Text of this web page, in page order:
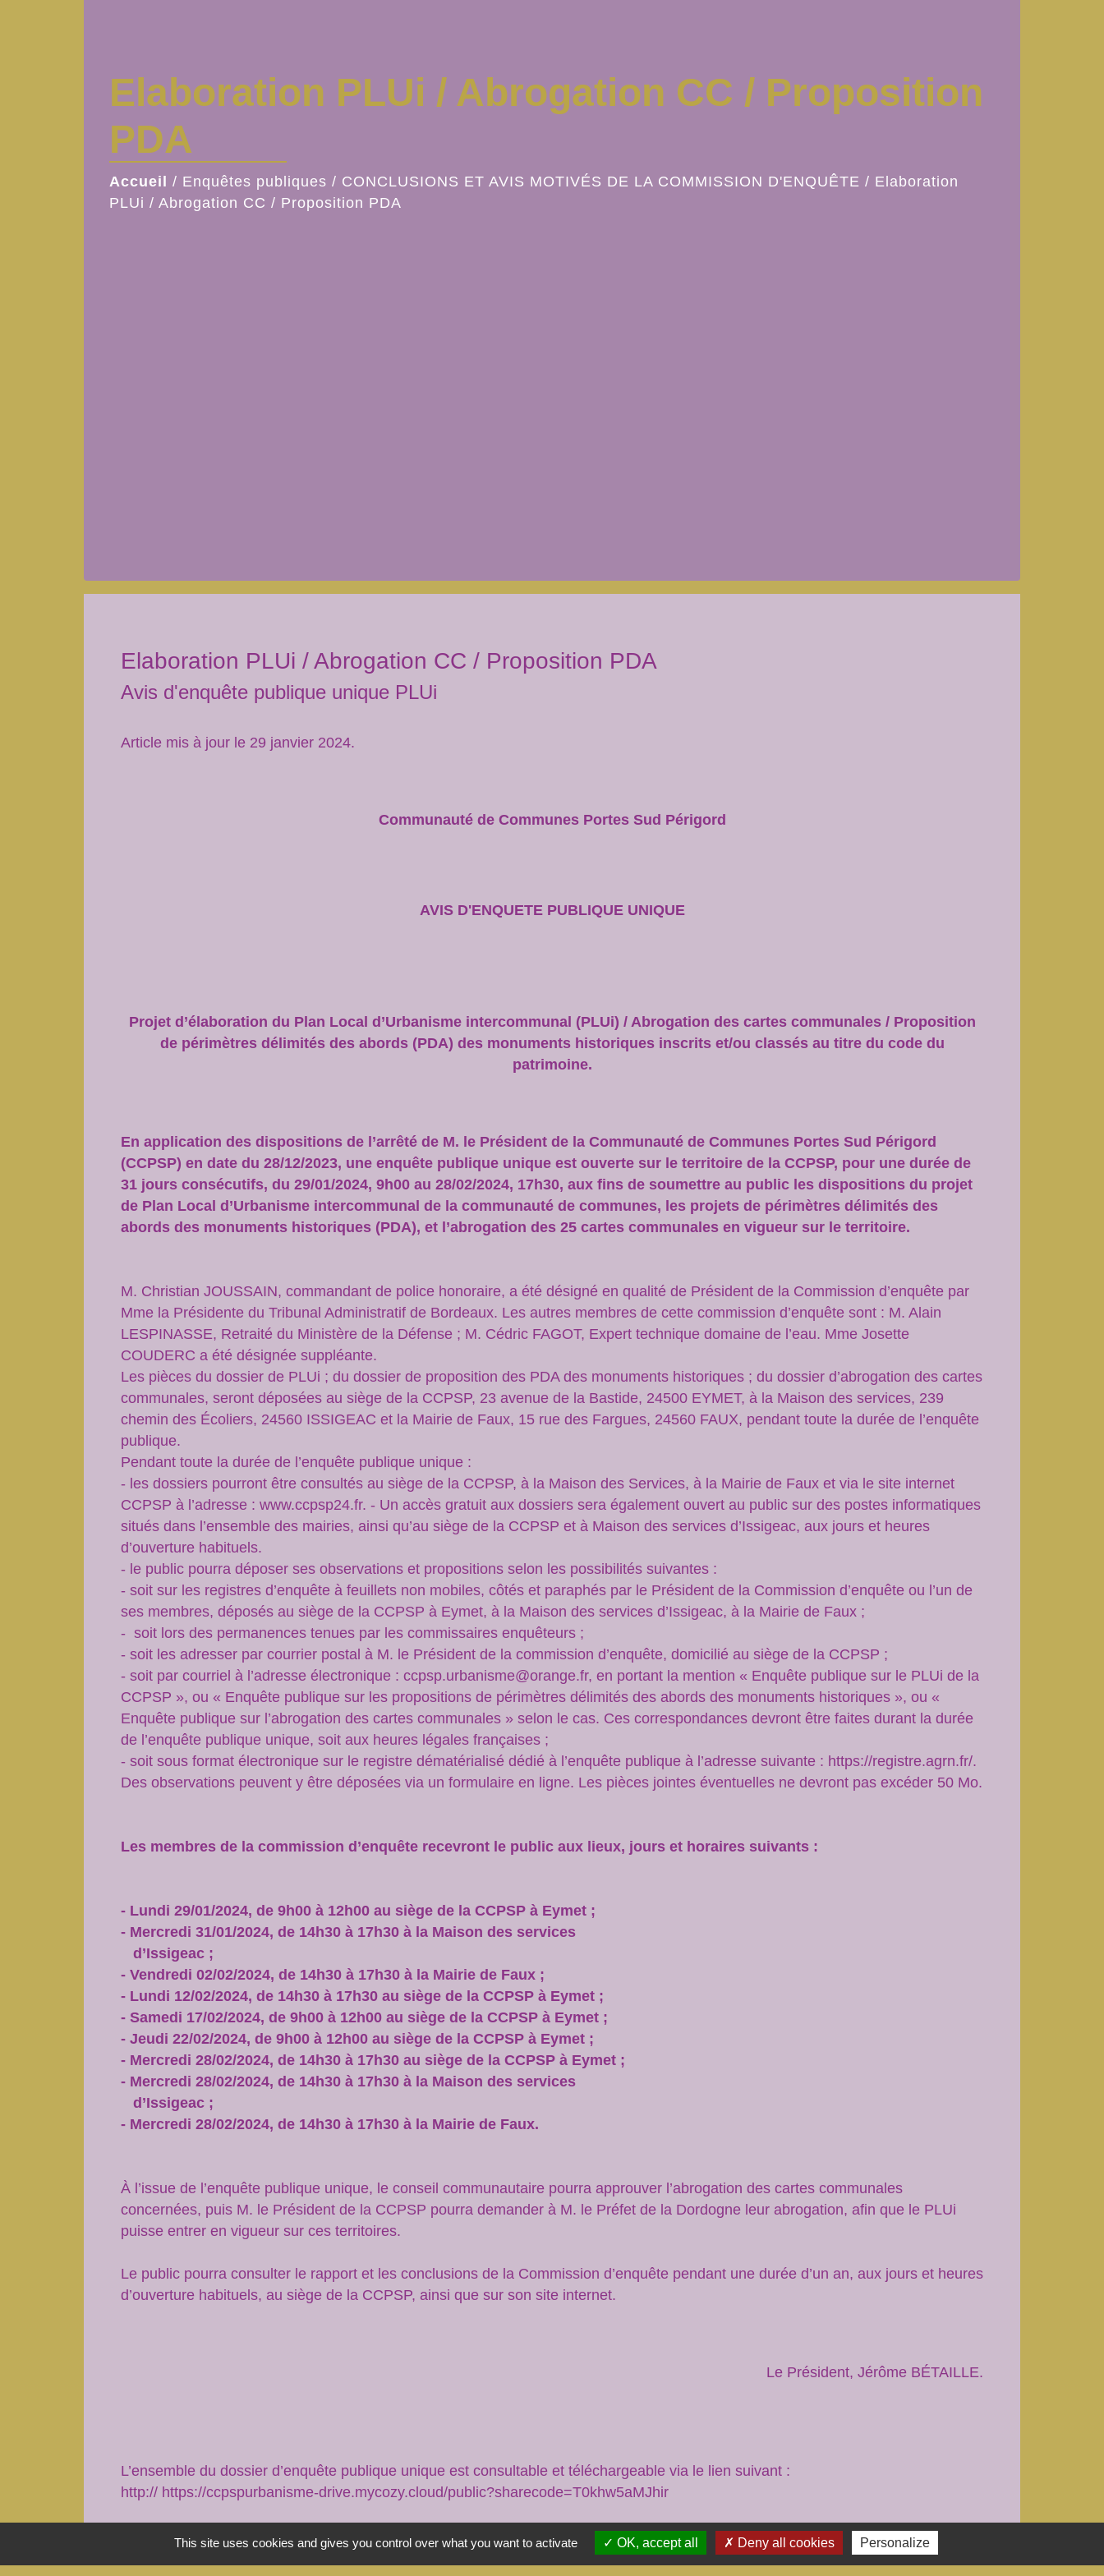
Elaboration PLUi / Abrogation CC / Proposition
PDA
Accueil / Enquêtes publiques / CONCLUSIONS ET AVIS MOTIVÉS DE LA COMMISSION D'ENQUÊTE / Elaboration
PLUi / Abrogation CC / Proposition PDA
Elaboration PLUi / Abrogation CC / Proposition PDA
Avis d'enquête publique unique PLUi
Article mis à jour le 29 janvier 2024.
Communauté de Communes Portes Sud Périgord
AVIS D'ENQUETE PUBLIQUE UNIQUE
Projet d’élaboration du Plan Local d’Urbanisme intercommunal (PLUi) / Abrogation des cartes communales / Proposition
de périmètres délimités des abords (PDA) des monuments historiques inscrits et/ou classés au titre du code du
patrimoine.
En application des dispositions de l’arrêté de M. le Président de la Communauté de Communes Portes Sud Périgord
(CCPSP) en date du 28/12/2023, une enquête publique unique est ouverte sur le territoire de la CCPSP, pour une durée de
31 jours consécutifs, du 29/01/2024, 9h00 au 28/02/2024, 17h30, aux fins de soumettre au public les dispositions du projet
de Plan Local d’Urbanisme intercommunal de la communauté de communes, les projets de périmètres délimités des
abords des monuments historiques (PDA), et l’abrogation des 25 cartes communales en vigueur sur le territoire.
M. Christian JOUSSAIN, commandant de police honoraire, a été désigné en qualité de Président de la Commission d’enquête par
Mme la Présidente du Tribunal Administratif de Bordeaux. Les autres membres de cette commission d’enquête sont : M. Alain
LESPINASSE, Retraité du Ministère de la Défense ; M. Cédric FAGOT, Expert technique domaine de l’eau. Mme Josette
COUDERC a été désignée suppléante.
Les pièces du dossier de PLUi ; du dossier de proposition des PDA des monuments historiques ; du dossier d’abrogation des cartes
communales, seront déposées au siège de la CCPSP, 23 avenue de la Bastide, 24500 EYMET, à la Maison des services, 239
chemin des Écoliers, 24560 ISSIGEAC et la Mairie de Faux, 15 rue des Fargues, 24560 FAUX, pendant toute la durée de l’enquête
publique.
Pendant toute la durée de l’enquête publique unique :
- les dossiers pourront être consultés au siège de la CCPSP, à la Maison des Services, à la Mairie de Faux et via le site internet
CCPSP à l’adresse : www.ccpsp24.fr. - Un accès gratuit aux dossiers sera également ouvert au public sur des postes informatiques
situés dans l’ensemble des mairies, ainsi qu’au siège de la CCPSP et à Maison des services d’Issigeac, aux jours et heures
d’ouverture habituels.
- le public pourra déposer ses observations et propositions selon les possibilités suivantes :
- soit sur les registres d’enquête à feuillets non mobiles, côtés et paraphés par le Président de la Commission d’enquête ou l’un de
ses membres, déposés au siège de la CCPSP à Eymet, à la Maison des services d’Issigeac, à la Mairie de Faux ;
- soit lors des permanences tenues par les commissaires enquêteurs ;
- soit les adresser par courrier postal à M. le Président de la commission d’enquête, domicilié au siège de la CCPSP ;
- soit par courriel à l’adresse électronique : ccpsp.urbanisme@orange.fr, en portant la mention « Enquête publique sur le PLUi de la
CCPSP », ou « Enquête publique sur les propositions de périmètres délimités des abords des monuments historiques », ou «
Enquête publique sur l’abrogation des cartes communales » selon le cas. Ces correspondances devront être faites durant la durée
de l’enquête publique unique, soit aux heures légales françaises ;
- soit sous format électronique sur le registre dématérialisé dédié à l’enquête publique à l’adresse suivante : https://registre.agrn.fr/.
Des observations peuvent y être déposées via un formulaire en ligne. Les pièces jointes éventuelles ne devront pas excéder 50 Mo.
Les membres de la commission d’enquête recevront le public aux lieux, jours et horaires suivants :
- Lundi 29/01/2024, de 9h00 à 12h00 au siège de la CCPSP à Eymet ;
- Mercredi 31/01/2024, de 14h30 à 17h30 à la Maison des services
d’Issigeac ;
- Vendredi 02/02/2024, de 14h30 à 17h30 à la Mairie de Faux ;
- Lundi 12/02/2024, de 14h30 à 17h30 au siège de la CCPSP à Eymet ;
- Samedi 17/02/2024, de 9h00 à 12h00 au siège de la CCPSP à Eymet ;
- Jeudi 22/02/2024, de 9h00 à 12h00 au siège de la CCPSP à Eymet ;
- Mercredi 28/02/2024, de 14h30 à 17h30 au siège de la CCPSP à Eymet ;
- Mercredi 28/02/2024, de 14h30 à 17h30 à la Maison des services
d’Issigeac ;
- Mercredi 28/02/2024, de 14h30 à 17h30 à la Mairie de Faux.
À l’issue de l’enquête publique unique, le conseil communautaire pourra approuver l’abrogation des cartes communales
concernées, puis M. le Président de la CCPSP pourra demander à M. le Préfet de la Dordogne leur abrogation, afin que le PLUi
puisse entrer en vigueur sur ces territoires.
Le public pourra consulter le rapport et les conclusions de la Commission d’enquête pendant une durée d’un an, aux jours et heures
d’ouverture habituels, au siège de la CCPSP, ainsi que sur son site internet.
Le Président, Jérôme BÉTAILLE.
L’ensemble du dossier d’enquête publique unique est consultable et téléchargeable via le lien suivant :
http:// https://ccpspurbanisme-drive.mycozy.cloud/public?sharecode=T0khw5aMJhir
Il est également disponible via la plateforme du registre d’enquête dématérialisé sur lequel vous pouvez faire part de vos demandes
This site uses cookies and gives you control over what you want to activate OK, accept all Deny all cookies Personalize